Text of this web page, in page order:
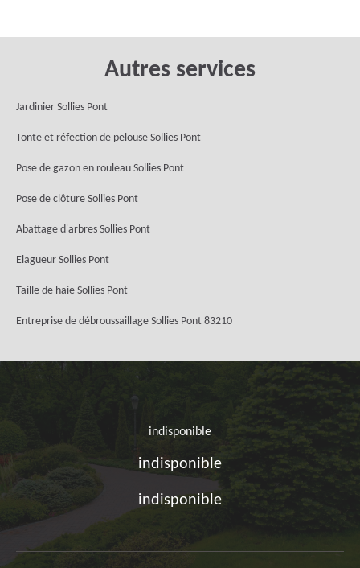
Autres services
Jardinier Sollies Pont
Tonte et réfection de pelouse Sollies Pont
Pose de gazon en rouleau Sollies Pont
Pose de clôture Sollies Pont
Abattage d'arbres Sollies Pont
Elagueur Sollies Pont
Taille de haie Sollies Pont
Entreprise de débroussaillage Sollies Pont 83210
indisponible
indisponible
indisponible